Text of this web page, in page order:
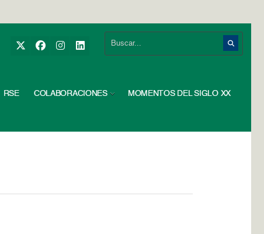
RSE COLABORACIONES MOMENTOS DEL SIGLO XX